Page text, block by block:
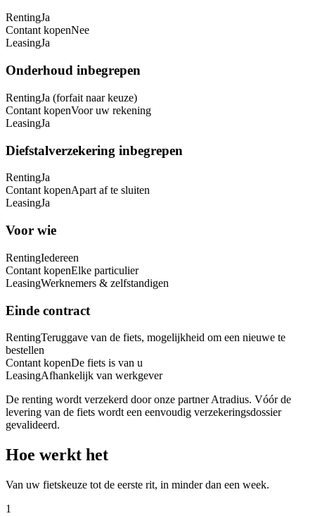
RentingJa
Contant kopenNee
LeasingJa
Onderhoud inbegrepen
RentingJa (forfait naar keuze)
Contant kopenVoor uw rekening
LeasingJa
Diefstalverzekering inbegrepen
RentingJa
Contant kopenApart af te sluiten
LeasingJa
Voor wie
RentingIedereen
Contant kopenElke particulier
LeasingWerknemers & zelfstandigen
Einde contract
RentingTeruggave van de fiets, mogelijkheid om een nieuwe te
bestellen
Contant kopenDe fiets is van u
LeasingAfhankelijk van werkgever
De renting wordt verzekerd door onze partner Atradius. Vóór de
levering van de fiets wordt een eenvoudig verzekeringsdossier
gevalideerd.
Hoe werkt het
Van uw fietskeuze tot de eerste rit, in minder dan een week.
1